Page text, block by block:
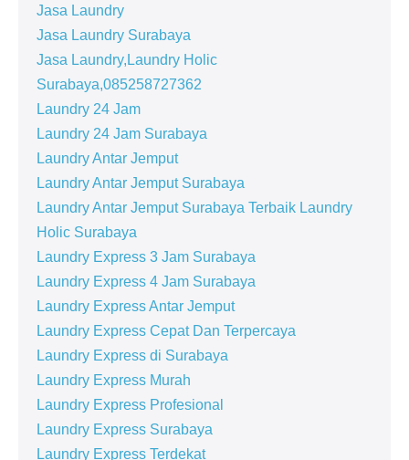
Jasa Laundry
Jasa Laundry Surabaya
Jasa Laundry,Laundry Holic
Surabaya,085258727362
Laundry 24 Jam
Laundry 24 Jam Surabaya
Laundry Antar Jemput
Laundry Antar Jemput Surabaya
Laundry Antar Jemput Surabaya Terbaik Laundry
Holic Surabaya
Laundry Express 3 Jam Surabaya
Laundry Express 4 Jam Surabaya
Laundry Express Antar Jemput
Laundry Express Cepat Dan Terpercaya
Laundry Express di Surabaya
Laundry Express Murah
Laundry Express Profesional
Laundry Express Surabaya
Laundry Express Terdekat